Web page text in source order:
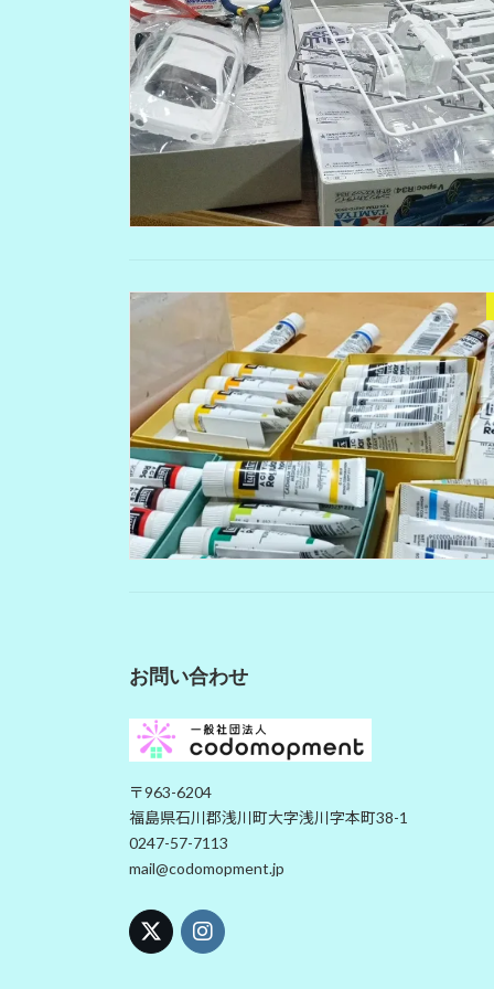
お問い合わせ
〒963-6204
福島県石川郡浅川町大字浅川字本町38-1
0247-57-7113
mail@codomopment.jp